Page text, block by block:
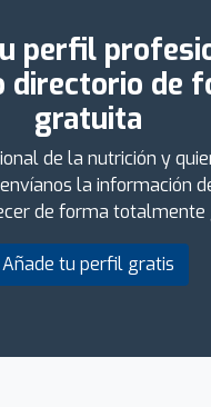
perfil
directorio de
gratuita
de la nutrición y
la información
de forma totalmente
Añade tu perfil gratis